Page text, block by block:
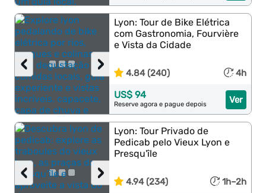
›
‹
Lyon: Tour de Bike Elétrica
com Gastronomia, Fourvière
e Vista da Cidade
4.84 (240) 4h
Ver
US$ 94
Reserve agora e pague depois
›
‹
Lyon: Tour Privado de
Pedicab pelo Vieux Lyon e
Presqu'île
4.94 (234) 1h–2h